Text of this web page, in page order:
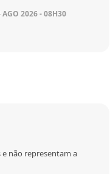
AGO 2026 - 08H30
e não representam a